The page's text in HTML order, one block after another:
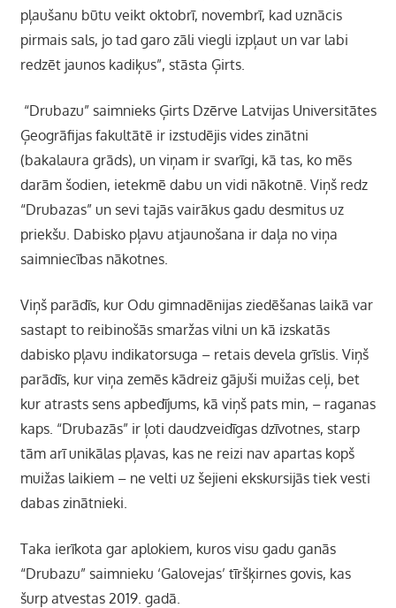
pļaušanu būtu veikt oktobrī, novembrī, kad uznācis
pirmais sals, jo tad garo zāli viegli izpļaut un var labi
redzēt jaunos kadiķus”, stāsta Ģirts.
“Drubazu” saimnieks Ģirts Dzērve Latvijas Universitātes
Ģeogrāfijas fakultātē ir izstudējis vides zinātni
(bakalaura grāds), un viņam ir svarīgi, kā tas, ko mēs
darām šodien, ietekmē dabu un vidi nākotnē. Viņš redz
“Drubazas” un sevi tajās vairākus gadu desmitus uz
priekšu. Dabisko pļavu atjaunošana ir daļa no viņa
saimniecības nākotnes.
Viņš parādīs, kur Odu gimnadēnijas ziedēšanas laikā var
sastapt to reibinošās smaržas vilni un kā izskatās
dabisko pļavu indikatorsuga – retais devela grīslis. Viņš
parādīs, kur viņa zemēs kādreiz gājuši muižas ceļi, bet
kur atrasts sens apbedījums, kā viņš pats min, – raganas
kaps. “Drubazās” ir ļoti daudzveidīgas dzīvotnes, starp
tām arī unikālas pļavas, kas ne reizi nav apartas kopš
muižas laikiem – ne velti uz šejieni ekskursijās tiek vesti
dabas zinātnieki.
Taka ierīkota gar aplokiem, kuros visu gadu ganās
“Drubazu” saimnieku ‘Galovejas’ tīršķirnes govis, kas
šurp atvestas 2019. gadā.